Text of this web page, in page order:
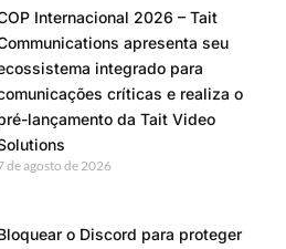
Internacional 2026 – Tait
apresenta seu
integrado para
críticas e realiza o
lançamento da Tait Video
de agosto de 2026
o Discord para proteger